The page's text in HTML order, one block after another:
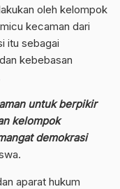
oleh kelompok
kecaman dari
itu sebagai
kebebasan
untuk berpikir
kelompok
demokrasi
aparat hukum